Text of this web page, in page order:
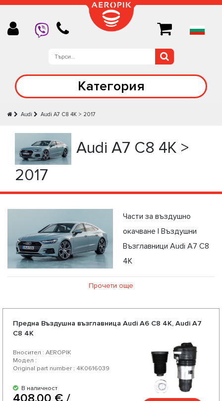
Категория
Audi Audi А7 C8 4K > 2017
Audi А7 C8 4K >
2017
Части за въздушно
окачване | Въздушни
Възглавници Audi А7 C8
4K
Прочети още
Предна Въздушна възглавница Audi А6 C8 4K, Audi А7
C8 4K
Вносител : AEROPIK
Модел :
Original part number : 4K0616039
В наличност